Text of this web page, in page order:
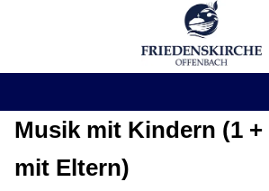
Musik mit Kindern (1 +
mit Eltern)